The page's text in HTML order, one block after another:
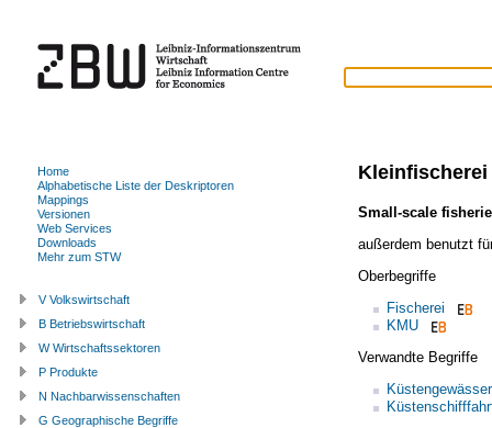
Kleinfischerei
Small-scale
außerdem benutzt
Oberbegriffe
Fischerei
KMU
Verwandte Begriffe
Küstengewässer
Home
Alphabetische Liste der Deskriptoren
Mappings
Versionen
Web Services
Downloads
Mehr zum STW
V Volkswirtschaft
B Betriebswirtschaft
W Wirtschaftssektoren
P Produkte
N Nachbarwissenschaften
G Geographische Begriffe